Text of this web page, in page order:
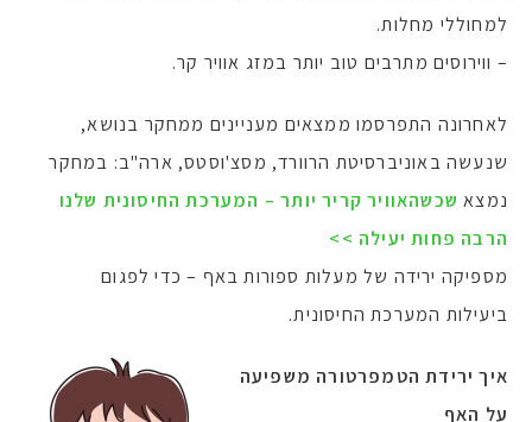
למחוללי מחלות.
– ווירוסים מתרבים טוב יותר במזג אוויר קר.
לאחרונה התפרסמו ממצאים מעניינים ממחקר בנושא,
שנעשה באוניברסיטת הרוורד, מסצ'וסטס, ארה"ב: במחקר
נמצאשכשהאוויר קריר יותר – המערכת החיסונית שלנו
הרבה פחות יעילה >>
מספיקה ירידה של מעלות ספורות באף – כדי לפגום
ביעילות המערכת החיסונית.
איך ירידת הטמפרטורה משפיעה
על האף